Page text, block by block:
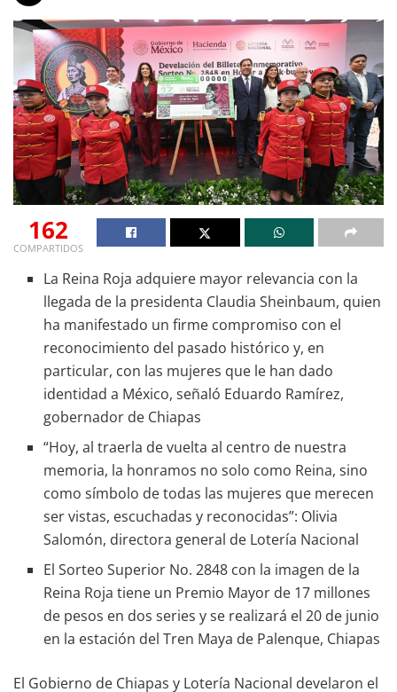
162
COMPARTIDOS
La Reina Roja adquiere mayor relevancia con la
llegada de la presidenta Claudia Sheinbaum, quien
ha manifestado un firme compromiso con el
reconocimiento del pasado histórico y, en
particular, con las mujeres que le han dado
identidad a México, señaló Eduardo Ramírez,
gobernador de Chiapas
“Hoy, al traerla de vuelta al centro de nuestra
memoria, la honramos no solo como Reina, sino
como símbolo de todas las mujeres que merecen
ser vistas, escuchadas y reconocidas”: Olivia
Salomón, directora general de Lotería Nacional
El Sorteo Superior No. 2848 con la imagen de la
Reina Roja tiene un Premio Mayor de 17 millones
de pesos en dos series y se realizará el 20 de junio
en la estación del Tren Maya de Palenque, Chiapas
El Gobierno de Chiapas y Lotería Nacional develaron el